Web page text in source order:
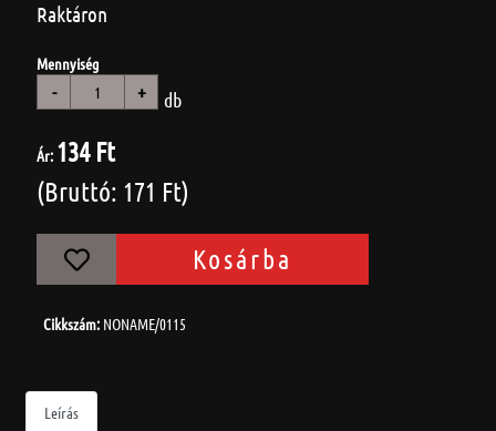
Raktáron
Mennyiség
- + db
Ár: 134 Ft
(Bruttó: 171 Ft)
Kosárba
Cikkszám: NONAME/0115
Leírás